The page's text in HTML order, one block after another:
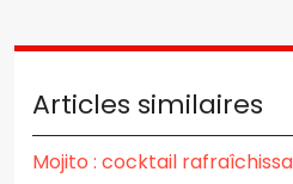
Articles similaires
Mojito : cocktail